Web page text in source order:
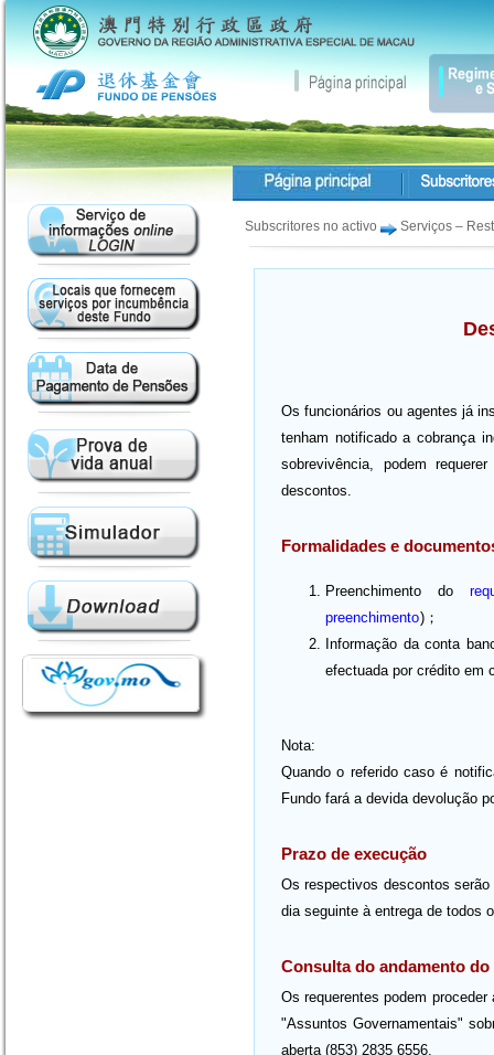
Subscritores no activo Serviços –
Os funcionários ou agentes já
tenham notificado a cobrança
sobrevivência, podem
descontos.
Formalidades e
Preenchimento do
preenchimento)；
Informação da conta
efectuada por crédito em
Nota:
Quando o referido caso é
Fundo fará a devida devolução
Prazo de execução
Os respectivos descontos
dia seguinte à entrega de todos
Consulta do andamento do
Os requerentes podem
"Assuntos Governamentais"
aberta (853) 2835 6556.